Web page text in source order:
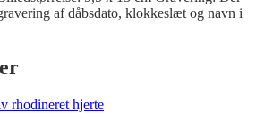
af dåbsdato, klokkeslæt og navn i
rhodineret hjerte